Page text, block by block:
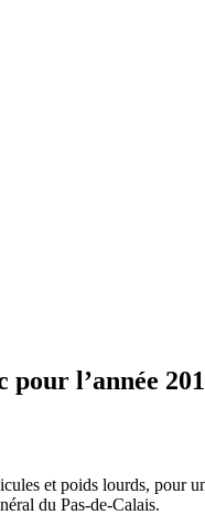
l’année
et poids lourds, pour
du Pas-de-Calais.